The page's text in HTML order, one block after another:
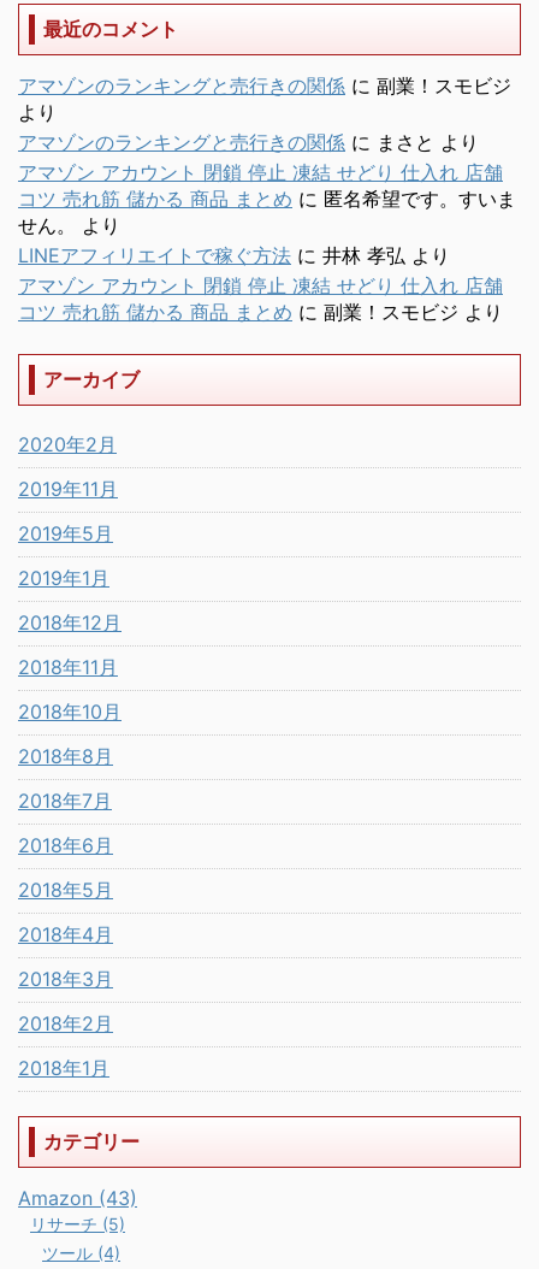
最近のコメント
アマゾンのランキングと売行きの関係 に 副業！スモビジ
より
アマゾンのランキングと売行きの関係 に まさと より
アマゾン アカウント 閉鎖 停止 凍結 せどり 仕入れ 店舗
コツ 売れ筋 儲かる 商品 まとめ に 匿名希望です。すいま
せん。
より
LINEアフィリエイトで稼ぐ方法 に 井林 孝弘 より
アマゾン アカウント 閉鎖 停止 凍結 せどり 仕入れ 店舗
コツ 売れ筋 儲かる 商品 まとめ に 副業！スモビジ より
アーカイブ
2020年2月
2019年11月
2019年5月
2019年1月
2018年12月
2018年11月
2018年10月
2018年8月
2018年7月
2018年6月
2018年5月
2018年4月
2018年3月
2018年2月
2018年1月
カテゴリー
Amazon (43)
リサーチ (5)
ツール (4)